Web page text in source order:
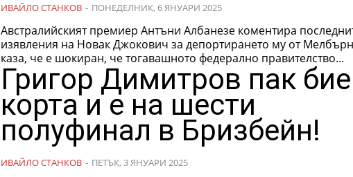
ИВАЙЛО СТАНКОВ - ПОНЕДЕЛНИК, 6 ЯНУАРИ 2025
Австралийският премиер Антъни Албанезе коментира
изявления на Новак Джокович за депортирането му от
каза, че е шокиран, че тогавашното федерално правителство...
Григор Димитров пак
корта и е на шести
полуфинал в Бризбейн!
ИВАЙЛО СТАНКОВ - ПЕТЪК, 3 ЯНУАРИ 2025